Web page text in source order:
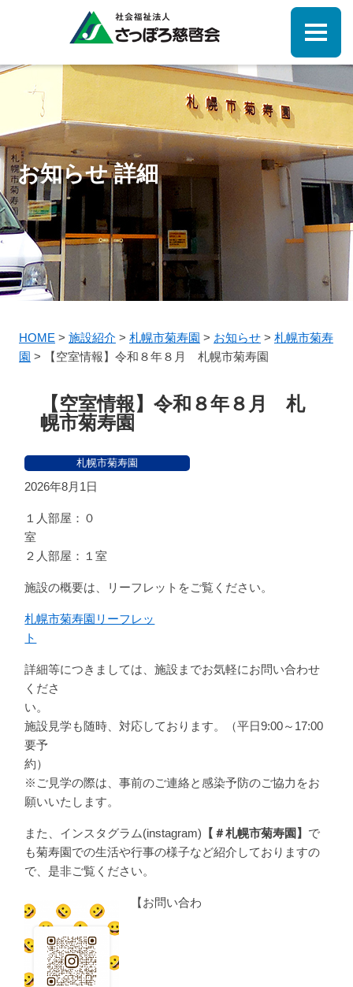
お知らせ 詳細
HOME > 施設紹介 > 札幌市菊寿園 > お知らせ > 札幌市菊寿
園 > 【空室情報】令和８年８月 札幌市菊寿園
【空室情報】令和８年８月 札
幌市菊寿園
札幌市菊寿園
2026年8月1日
１人部屋：０
２人部屋：１室
施設の概要は、リーフレットをご覧ください。
札幌市菊寿園リーフレッ
ト
詳細等につきましては、施設までお気軽にお問い合わせ
くださ
い
施設見学も随時、対応しております。（平日9:00～17:00
要予
約
※ご見学の際は、事前のご連絡と感染予防のご協力をお
願いいたします。
また、インスタグラム(instagram) 【＃札幌市菊寿園】 で
も菊寿園での生活や行事の様子など紹介しておりますの
で、是非ご覧ください。
【お問い合わ